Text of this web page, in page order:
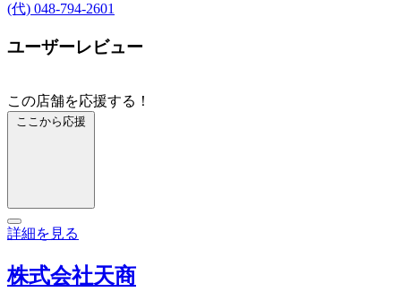
(代) 048-794-2601
ユーザーレビュー
この店舗を応援する！
ここから応援
詳細を見る
株式会社天商